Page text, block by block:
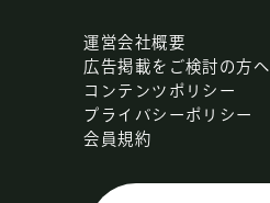
運営会社概要
広告掲載をご検討の方へ
コンテンツポリシー
プライバシーポリシー
会員規約